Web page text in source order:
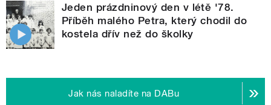
Jeden prázdninový den v létě '78.
Příběh malého Petra, který chodil do
kostela dřív než do školky
Jak nás naladíte na DABu